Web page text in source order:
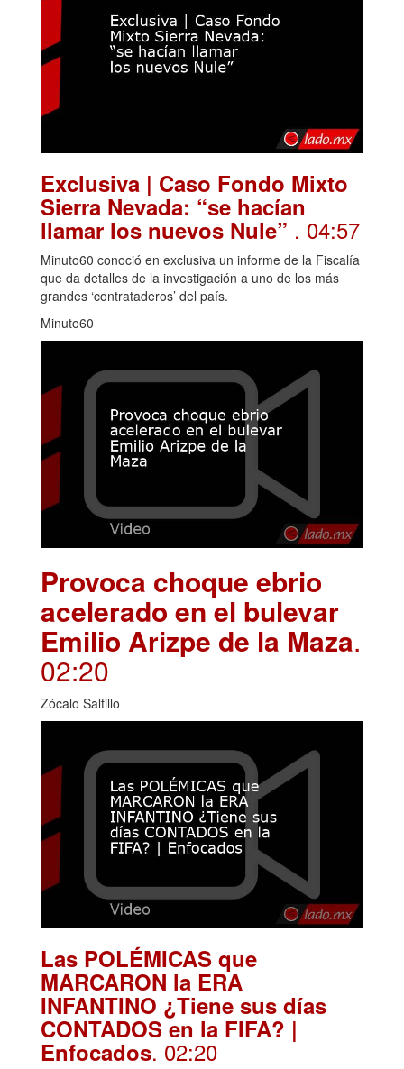
Exclusiva | Caso Fondo Mixto
Sierra Nevada: “se hacían
llamar los nuevos Nule” . 04:57
Minuto60 conoció en exclusiva un informe de la Fiscalía
que da detalles de la investigación a uno de los más
grandes ‘contrataderos’ del país.
Minuto60
Provoca choque ebrio
acelerado en el bulevar
Emilio Arizpe de la Maza.
02:20
Zócalo Saltillo
Las POLÉMICAS que
MARCARON la ERA
INFANTINO ¿Tiene sus días
CONTADOS en la FIFA? |
Enfocados. 02:20